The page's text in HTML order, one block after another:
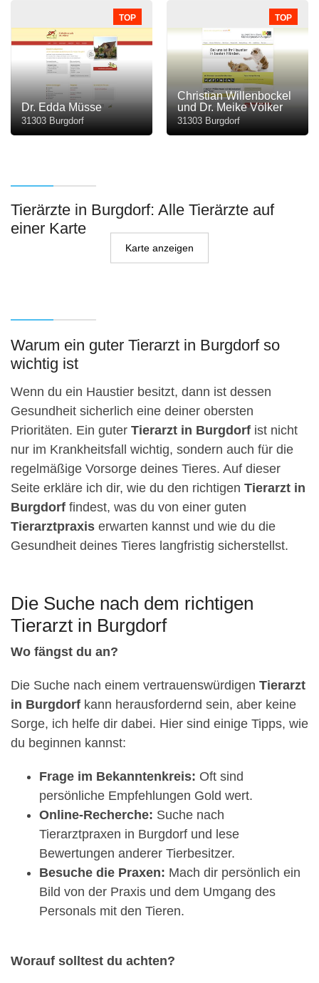
TOP
Dr. Edda Müsse
31303 Burgdorf
TOP
Christian Willenbockel
und Dr. Meike Völker
31303 Burgdorf
Tierärzte in Burgdorf: Alle Tierärzte auf
einer Karte
Karte anzeigen
Warum ein guter Tierarzt in Burgdorf so
wichtig ist
Wenn du ein Haustier besitzt, dann ist dessen
Gesundheit sicherlich eine deiner obersten
Prioritäten. Ein guter Tierarzt in Burgdorf ist nicht
nur im Krankheitsfall wichtig, sondern auch für die
regelmäßige Vorsorge deines Tieres. Auf dieser
Seite erkläre ich dir, wie du den richtigen Tierarzt in
Burgdorf findest, was du von einer guten
Tierarztpraxis erwarten kannst und wie du die
Gesundheit deines Tieres langfristig sicherstellst.
Die Suche nach dem richtigen
Tierarzt in Burgdorf
Wo fängst du an?
Die Suche nach einem vertrauenswürdigen Tierarzt
in Burgdorf kann herausfordernd sein, aber keine
Sorge, ich helfe dir dabei. Hier sind einige Tipps, wie
du beginnen kannst:
Frage im Bekanntenkreis: Oft sind
persönliche Empfehlungen Gold wert.
Online-Recherche: Suche nach
Tierarztpraxen in Burgdorf und lese
Bewertungen anderer Tierbesitzer.
Besuche die Praxen: Mach dir persönlich ein
Bild von der Praxis und dem Umgang des
Personals mit den Tieren.
Worauf solltest du achten?